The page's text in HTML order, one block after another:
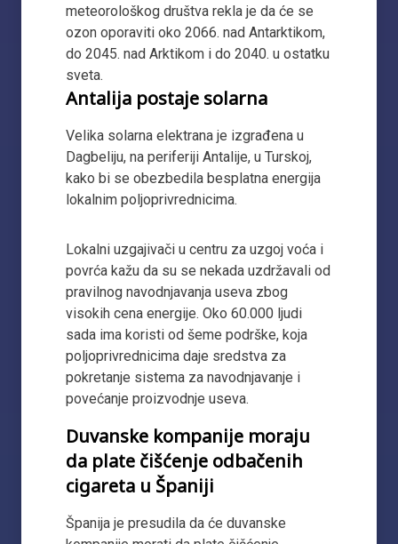
meteorološkog društva rekla je da će se
ozon oporaviti oko 2066. nad Antarktikom,
do 2045. nad Arktikom i do 2040. u ostatku
sveta.
Antalija postaje solarna
Velika solarna elektrana je izgrađena u
Dagbeliju, na periferiji Antalije, u Turskoj,
kako bi se obezbedila besplatna energija
lokalnim poljoprivrednicima.
Lokalni uzgajivači u centru za uzgoj voća i
povrća kažu da su se nekada uzdržavali od
pravilnog navodnjavanja useva zbog
visokih cena energije. Oko 60.000 ljudi
sada ima koristi od šeme podrške, koja
poljoprivrednicima daje sredstva za
pokretanje sistema za navodnjavanje i
povećanje proizvodnje useva.
Duvanske kompanije moraju
da plate čišćenje odbačenih
cigareta u Španiji
Španija je presudila da će duvanske